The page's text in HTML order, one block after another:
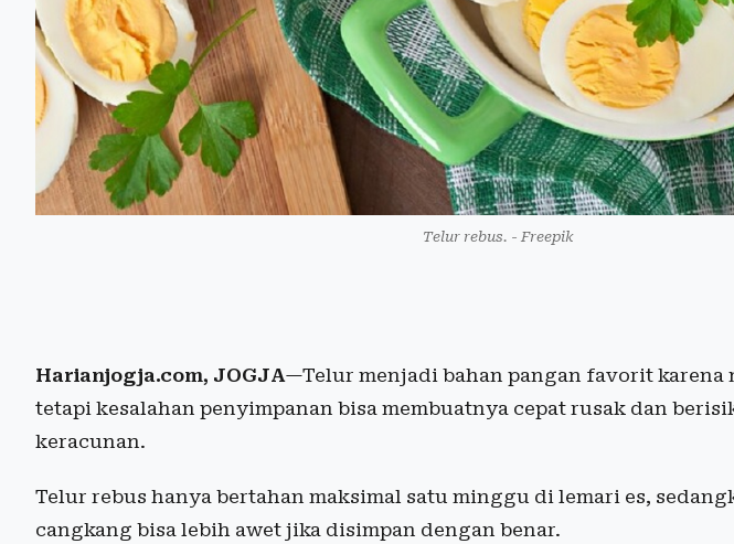
Telur rebus. - Freepik
Harianjogja.com, JOGJA—Telur menjadi bahan pangan favorit karena
tetapi kesalahan penyimpanan bisa membuatnya cepat rusak dan
keracunan.
Telur rebus hanya bertahan maksimal satu minggu di lemari es,
cangkang bisa lebih awet jika disimpan dengan benar.